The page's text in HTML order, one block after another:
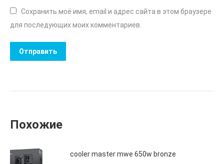
Сохранить моё имя, email и адрес сайта в этом браузере
для последующих моих комментариев.
Похожие
cooler master mwe 650w bronze